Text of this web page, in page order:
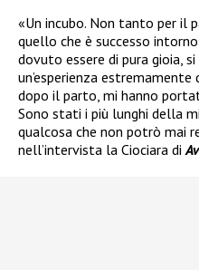
«Un incubo. Non tanto per il
quello che è successo
dovuto essere di pura gioia,
un’esperienza
dopo il parto, mi hanno
Sono stati i più lunghi della
qualcosa che non potrò mai
nell’intervista la Ciociara di